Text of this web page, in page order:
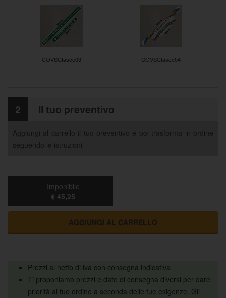
COVSCfasce03 COVSCfasce04
2 Il tuo preventivo
Aggiungi al carrello il tuo preventivo e poi trasforma in ordine
seguendo le istruzioni
Imponibile
€ 45,25
AGGIUNGI AL CARRELLO
Prezzi al netto di iva con consegna indicativa
Ti proponiamo prezzi e date di consegna diversi per dare
priorità al tuo ordine a seconda delle tue esigenze. Gli